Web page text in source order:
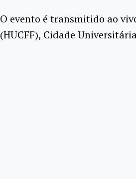
O evento é transmitido ao
(HUCFF), Cidade